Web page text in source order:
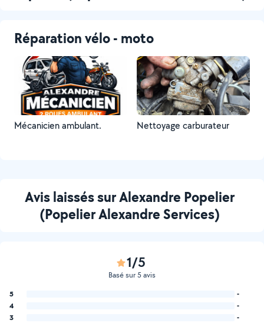
Réparation vélo - moto
Mécanicien ambulant. Nettoyage carburateur
Avis laissés sur Alexandre Popelier
(Popelier Alexandre Services)
1/5
Basé sur 5 avis
5
-
4
-
3
-